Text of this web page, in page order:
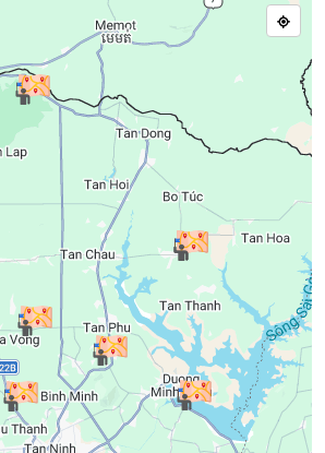
Xã Tân Lập, Tây Ninh
Lịch Sử Nhà Tổng Thận
Quyền, Phường Long An, Tây Ninh
căn cứ Xứ ủy Nam bộ - Đồng
Rùm, Xã Tân Thành, Tây Ninh
Lịch sử căn cứ Dương Minh Châu
781, Xã Cầu Khởi, Tây Ninh